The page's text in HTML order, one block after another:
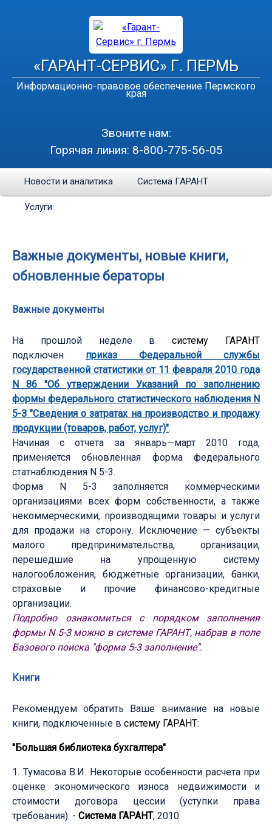
«ГАРАНТ-СЕРВИС» Г. ПЕРМЬ
Информационно-правовое обеспечение Пермского
края
Звоните нам:
Горячая линия: 8-800-775-56-05
Новости и аналитика Система ГАРАНТ
Услуги
Важные документы, новые книги,
обновленные бераторы
Важные документы
На прошлой неделе всистему ГАРАНТ
подключен приказ Федеральной службы
государственной статистики от 11 февраля 2010 года
N 86 "Об утверждении Указаний по заполнению
формы федерального статистического наблюдения N
5-З "Сведения о затратах на производство и продажу
продукции (товаров, работ, услуг)".
Начиная с отчета за январь—март 2010 года,
применяется обновленная форма федерального
статнаблюдения N 5-3.
Форма N 5-3 заполняется коммерческими
организациями всех форм собственности, а также
некоммерческими, производящими товары и услуги
для продажи на сторону. Исключение — субъекты
малого предпринимательства, организации,
перешедшие на упрощенную систему
налогообложения, бюджетные организации, банки,
страховые и прочие финансово-кредитные
организации.
Подробно ознакомиться с порядком заполнения
формы N 5-3 можно в системе ГАРАНТ, набрав в поле
Базового поиска "форма 5-3 заполнение".
Книги
Рекомендуем обратить Ваше внимание на новые
книги, подключенные в систему ГАРАНТ:
"Большая библиотека бухгалтера"
1. Тумасова В.И. Некоторые особенности расчета при
оценке экономического износа недвижимости и
стоимости договора цессии (уступки права
требования). - Система ГАРАНТ, 2010.